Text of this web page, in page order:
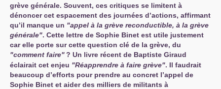
grève générale. Souvent, ces critiques se limitent à
dénoncer cet espacement des journées d’actions, affirmant
qu’il manque un "appel à la grève reconductible, à la grève
générale". Cette lettre de Sophie Binet est utile justement
car elle porte sur cette question clé de la grève, du
"comment faire"? Un livre récent de Baptiste Giraud
éclairait cet enjeu "Réapprendre à faire grève". Il faudrait
beaucoup d’efforts pour prendre au concret l’appel de
Sophie Binet et aider des milliers de militants à